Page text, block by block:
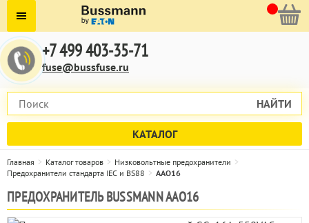
+7 499 403-35-71
fuse@bussfuse.ru
НАЙТИ
КАТАЛОГ
Главная Каталог товаров
Низковольтные предохранители
Предохранители стандарта IEC и BS88
AAO16
ПРЕДОХРАНИТЕЛЬ BUSSMANN AAO16